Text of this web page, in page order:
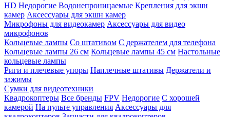
HD Недорогие Водонепроницаемые Крепления для экшн
камер Аксессуары для экшн камер
Микрофоны для видеокамер Аксессуары для видео
микрофонов
Кольцевые лампы Со штативом C держателем для телефона
Кольцевые лампы 26 см Кольцевые лампы 45 см Настольные
кольцевые лампы
Риги и плечевые упоры Наплечные штативы Держатели и
зажимы
Сумки для видеотехники
Квадрокоптеры Все бренды FPV Недорогие С хорошей
камерой На пульте управления Аксессуары для